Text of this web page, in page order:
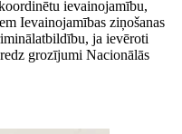
ievainojamību,
Ievainojamības ziņošanas
ja ievēroti
grozījumi Nacionālās